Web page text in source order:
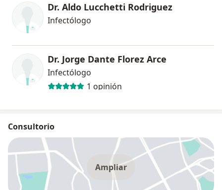
Dr. Aldo Lucchetti Rodriguez
Infectólogo
Dr. Jorge Dante Florez Arce
Infectólogo
1 opinión
Consultorio
Ampliar